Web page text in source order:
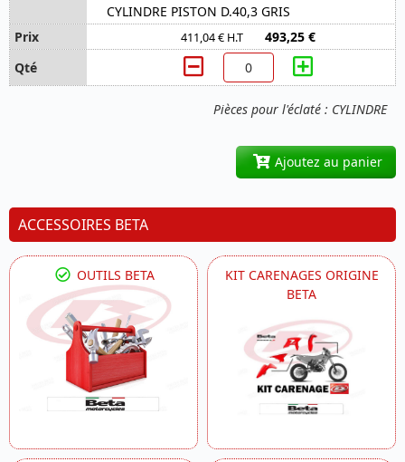
Pièces pour l'éclaté : CYLINDRE
CYLINDRE PISTON D.40,3 GRIS
411,04 € H.T 493,25 €
Ajoutez au panier
ACCESSOIRES BETA
OUTILS BETA
KIT CARENAGES ORIGINE
BETA